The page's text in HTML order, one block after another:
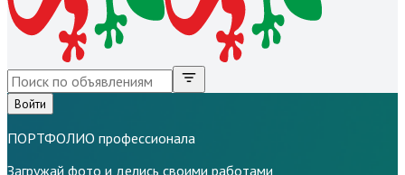
Войти
ПОРТФОЛИО профессионала
Загружай фото и делись своими работами